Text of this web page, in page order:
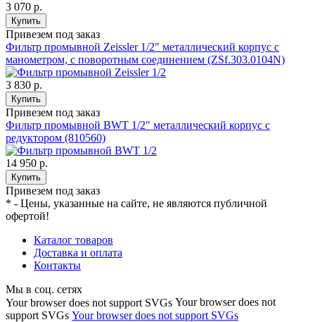
3 070 р.
Купить
Привезем под заказ
Фильтр промывной Zeissler 1/2" металлический корпус с
манометром, с поворотным соединением (ZSf.303.0104N)
3 830 р.
Купить
Привезем под заказ
Фильтр промывной BWT 1/2" металлический корпус c
редуктором (810560)
14 950 р.
Купить
Привезем под заказ
* - Цены, указанные на сайте, не являются публичной
офертой!
Каталог товаров
Доставка и оплата
Контакты
Мы в соц. сетях
Your browser does not support SVGs Your browser does not
support SVGs Your browser does not support SVGs